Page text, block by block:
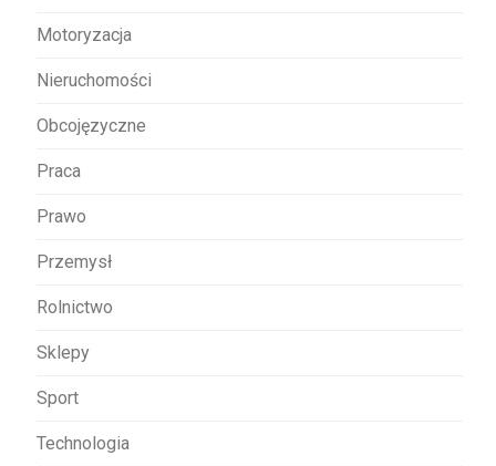
Motoryzacja
Nieruchomości
Obcojęzyczne
Praca
Prawo
Przemysł
Rolnictwo
Sklepy
Sport
Technologia